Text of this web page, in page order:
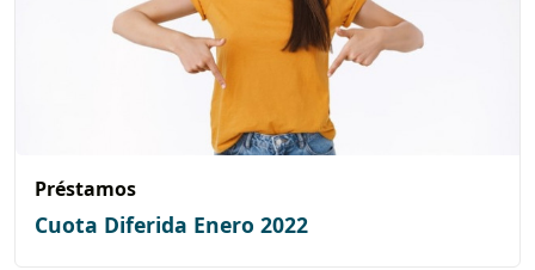
Préstamos
Cuota Diferida Enero 2022